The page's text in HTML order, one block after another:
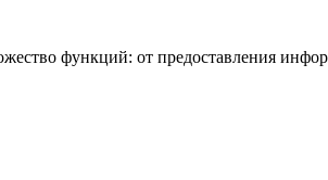
функций: от предоставления